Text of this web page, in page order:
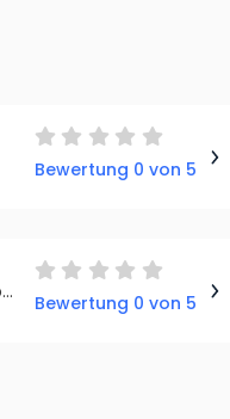
Bewertung 0 von 5
Schlauchboot Plaza
Bewertung 0 von 5